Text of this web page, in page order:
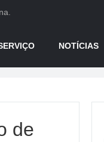
NOTÍCIAS
de